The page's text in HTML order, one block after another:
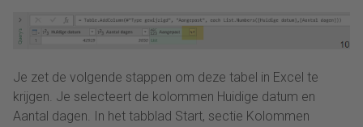
Je zet de volgende stappen om deze tabel in Excel te
krijgen. Je selecteert de kolommen Huidige datum en
Aantal dagen. In het tabblad Start, sectie Kolommen